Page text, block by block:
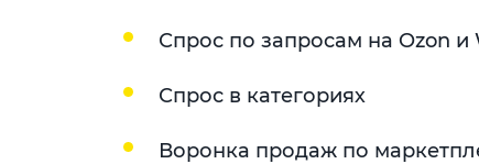
Спрос по запросам на Ozon и
Спрос в категориях
Воронка продаж по